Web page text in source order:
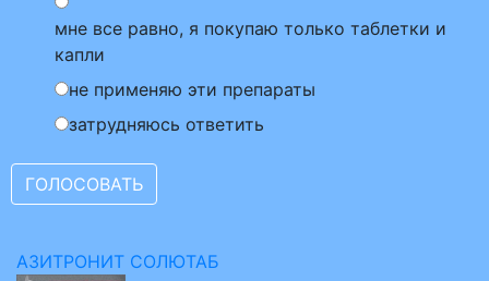
мне все равно, я покупаю только таблетки и
капли
не применяю эти препараты
затрудняюсь ответить
АЗИТРОНИТ СОЛЮТАБ